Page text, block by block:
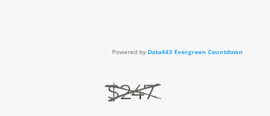
Powered by Data443 Evergreen Countdown